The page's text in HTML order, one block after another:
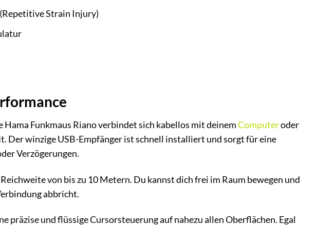
Strain Injury)
Funkmaus Riano verbindet sich kabellos mit deinemComputeroder
winzige USB-Empfänger ist schnell installiert und sorgt für eine
Verzögerungen.
von bis zu 10 Metern. Du kannst dich frei im Raum bewegen und
abbricht.
präzise und flüssige Cursorsteuerung auf nahezu allen Oberflächen. Egal